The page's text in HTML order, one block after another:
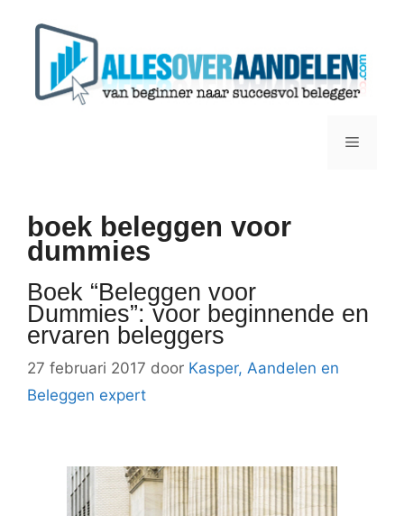
Menu
boek beleggen voor
dummies
Boek “Beleggen voor
Dummies”: voor beginnende en
ervaren beleggers
27 februari 2017 door Kasper, Aandelen en
Beleggen expert